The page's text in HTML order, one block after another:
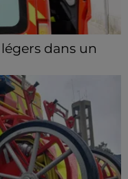
dans un
ce samedi
Barjouville à la
Quatre...